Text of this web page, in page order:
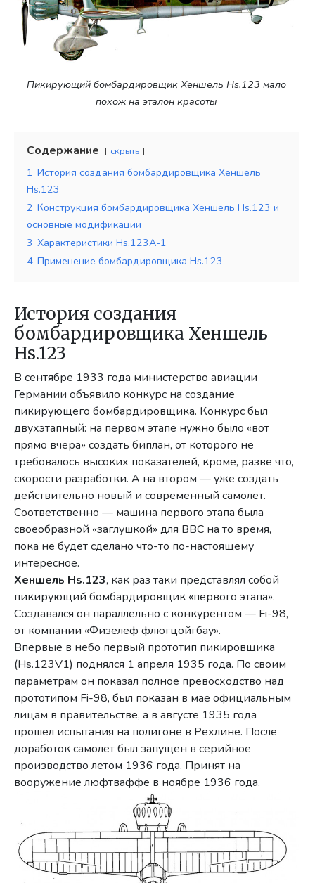
Пикирующий бомбардировщик Хеншель Hs.123 мало
похож на эталон красоты
Содержание скрыть
1 История создания бомбардировщика Хеншель
Hs.123
2 Конструкция бомбардировщика Хеншель Hs.123 и
основные модификации
3 Характеристики Hs.123A-1
4 Применение бомбардировщика Hs.123
История создания
бомбардировщика Хеншель
Hs.123
В сентябре 1933 года министерство авиации
Германии объявило конкурс на создание
пикирующего бомбардировщика. Конкурс был
двухэтапный: на первом этапе нужно было «вот
прямо вчера» создать биплан, от которого не
требовалось высоких показателей, кроме, разве что,
скорости разработки. А на втором — уже создать
действительно новый и современный самолет.
Соответственно — машина первого этапа была
своеобразной «заглушкой» для ВВС на то время,
пока не будет сделано что-то по-настоящему
интересное.
Хеншель Hs.123, как раз таки представлял собой
пикирующий бомбардировщик «первого этапа».
Создавался он параллельно с конкурентом — Fi-98,
от компании «Физелеф флюгцойгбау».
Впервые в небо первый прототип пикировщика
(Hs.123V1) поднялся 1 апреля 1935 года. По своим
параметрам он показал полное превосходство над
прототипом Fi-98, был показан в мае официальным
лицам в правительстве, а в августе 1935 года
прошел испытания на полигоне в Рехлине. После
доработок самолёт был запущен в серийное
производство летом 1936 года. Принят на
вооружение люфтваффе в ноябре 1936 года.